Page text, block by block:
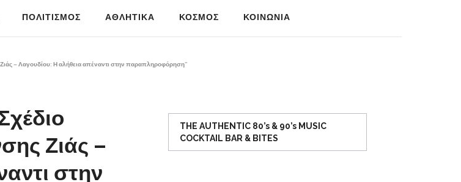
ΠΟΛΙΤΙΣΜΟΣ ΑΘΛΗΤΙΚΑ ΚΟΣΜΟΣ ΚΟΙΝΩΝΙΑ
– Λαγουδίου: Η αλήθεια απέναντι στην παραπληροφόρηση”
Ζιάς –
στην
THE AUTHENTIC 80’s & 90’s MUSIC
COCKTAIL BAR & BITES